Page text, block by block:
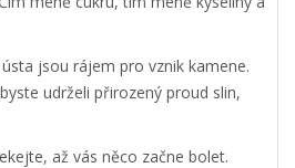
ústa jsou rájem pro vznik kamene.
udrželi přirozený proud slin,
až vás něco začne bolet.